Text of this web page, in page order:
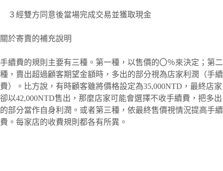
３經雙方同意後當場完成交易並獲取現金
關於寄賣的補充說明
手續費的規則主要有三種。第一種，以售價的〇％來決定；第二
種，賣出超過顧客期望金額時，多出的部分視為店家利潤（手續
費）。比方說，有時顧客雖將價格設定為35,000NTD，最終店家
卻以42,000NTD售出，那麼店家可能會選擇不收手續費，把多出
的部分當作自身利潤。或者第三種，依最終售價視情況提高手續
費。每家店的收費規則都各有所異。